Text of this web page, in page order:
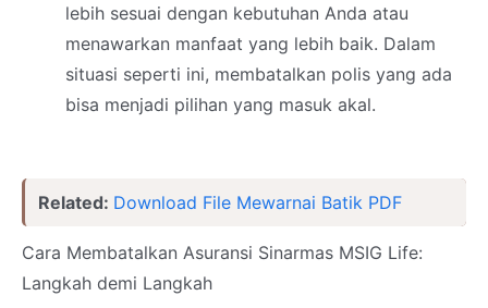
lebih sesuai dengan kebutuhan Anda atau
menawarkan manfaat yang lebih baik. Dalam
situasi seperti ini, membatalkan polis yang ada
bisa menjadi pilihan yang masuk akal.
Related: Download File Mewarnai Batik PDF
Cara Membatalkan Asuransi Sinarmas MSIG Life:
Langkah demi Langkah